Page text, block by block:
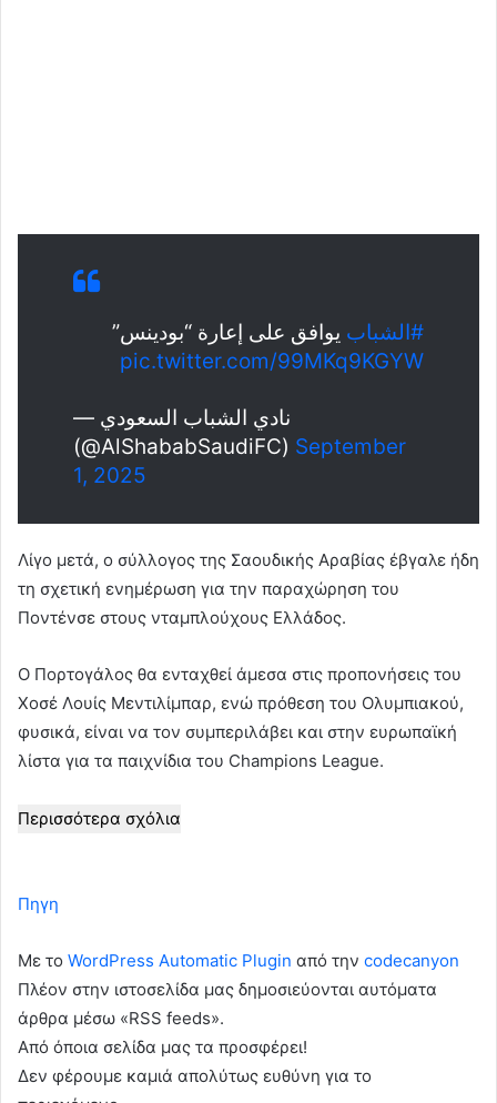
#الشباب يوافق على إعارة “بودينس”
pic.twitter.com/99MKq9KGYW
— نادي الشباب السعودي
(@AlShababSaudiFC) September
1, 2025
Λίγο μετά, ο σύλλογος της Σαουδικής Αραβίας έβγαλε ήδη
τη σχετική ενημέρωση για την παραχώρηση του
Ποντένσε στους νταμπλούχους Ελλάδος.
Ο Πορτογάλος θα ενταχθεί άμεσα στις προπονήσεις του
Χοσέ Λουίς Μεντιλίμπαρ, ενώ πρόθεση του Ολυμπιακού,
φυσικά, είναι να τον συμπεριλάβει και στην ευρωπαϊκή
λίστα για τα παιχνίδια του Champions League.
Περισσότερα σχόλια
Πηγη
Με το WordPress Automatic Plugin από την codecanyon
Πλέον στην ιστοσελίδα μας δημοσιεύονται αυτόματα
άρθρα μέσω «RSS feeds».
Από όποια σελίδα μας τα προσφέρει!
Δεν φέρουμε καμιά απολύτως ευθύνη για το